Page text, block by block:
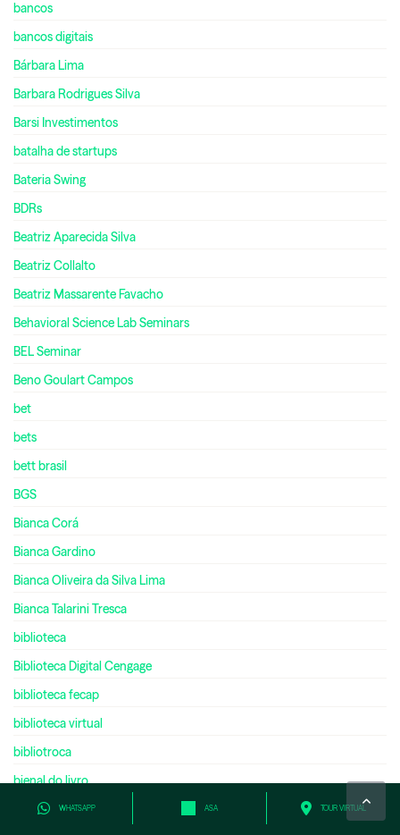
WHATSAPP ASA TOUR VIRTUAL
bancos
bancos digitais
Bárbara Lima
Barbara Rodrigues Silva
Barsi Investimentos
batalha de startups
Bateria Swing
BDRs
Beatriz Aparecida Silva
Beatriz Collalto
Beatriz Massarente Favacho
Behavioral Science Lab Seminars
BEL Seminar
Beno Goulart Campos
bet
bets
bett brasil
BGS
Bianca Corá
Bianca Gardino
Bianca Oliveira da Silva Lima
Bianca Talarini Tresca
biblioteca
Biblioteca Digital Cengage
biblioteca fecap
biblioteca virtual
bibliotroca
bienal do livro
bilíngue